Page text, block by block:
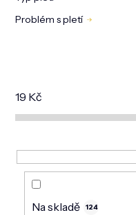
ZNAČKY
BLOG
Problém s pletí
19 Kč
Na skladě 124